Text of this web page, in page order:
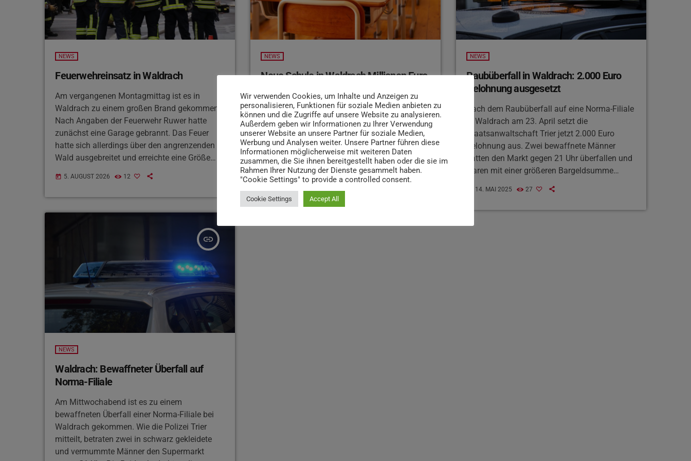
NEWS
Feuerwehreinsatz in Waldrach
Am vergangenen Montagmittag ist es in
Waldrach zu einem großen Brand gekommen.
Nach Angaben der Feuerwehr Ruwer hatte
zunächst eine Garage gebrannt. Das Feuer
hatte sich allerdings über den angrenzenden
Wald ausgebreitet und erreichte eine Größe
waren 50 Einsatzkräfte beteiligt und haben
den Brand gegen 15 Uhr gelöscht. Verletzt
today 5. AUGUST 2026 12
NEWS
Neue Schule in Waldrach Millionen Euro
Der Neubau der Schule in Waldrach wird rund
11,5 Millionen Euro mehr kosten, darüber
berichtet der Volksfreund. Laut
Stadtverwaltung liege dies an allgemeinen
Kostensteigungen in der Baubranche. Laut
Landrat Stefan Metzdorf seien alleine die
Technikkosten um 41 Prozent angestiegen.
Für den Neubau ist auch eine Förderung des
Landes vorgesehen, Kritik kommt aber auch
today 5. JUNI 2026 19
NEWS
Raubüberfall in Waldrach: 2.000 Euro
Belohnung ausgesetzt
Nach dem Raubüberfall auf eine Norma-Filiale
in Waldrach am 23. April setzt die
Staatsanwaltschaft Trier jetzt 2.000 Euro
Belohnung aus. Zwei bewaffnete Männer
hatten den Markt gegen 21 Uhr überfallen und
waren mit einer größeren Bargeldsumme
Identität der Täter – insbesondere zu einem
Mann mit blauweißer Häkeltasche. Der Fall
14. MAI 2025 27
insert_link
NEWS
Waldrach: Bewaffneter Überfall auf
Norma-Filiale
Am Mittwochabend ist es zu einem
bewaffneten Überfall einer Norma-Filiale bei
Waldrach gekommen. Wie die Polizei Trier
mitteilt, betraten zwei in schwarz gekleidete
und vermummte Männer den Supermarkt
Wir verwenden Cookies, um Inhalte und Anzeigen zu
personalisieren, Funktionen für soziale Medien anbieten zu
können und die Zugriffe auf unsere Website zu analysieren.
Außerdem geben wir Informationen zu Ihrer Verwendung
unserer Website an unsere Partner für soziale Medien,
Werbung und Analysen weiter. Unsere Partner führen diese
Informationen möglicherweise mit weiteren Daten
zusammen, die Sie ihnen bereitgestellt haben oder die sie im
Rahmen Ihrer Nutzung der Dienste gesammelt haben.
"Cookie Settings" to provide a controlled consent.
Cookie Settings Accept All